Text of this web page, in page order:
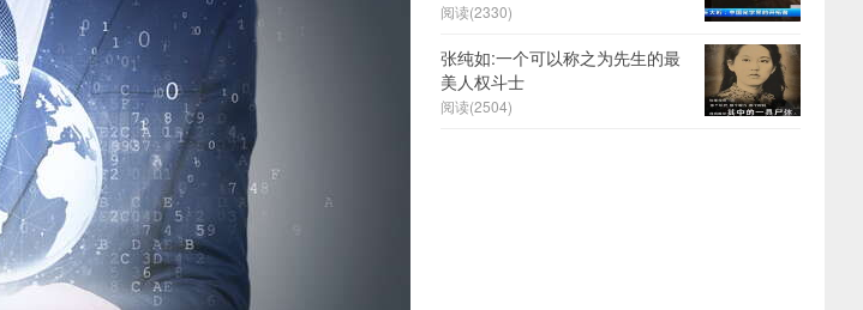
阅读(2330)
张纯如:一个可以称之为先生的最
美人权斗士
阅读(2504)